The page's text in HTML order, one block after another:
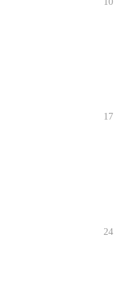
17
24